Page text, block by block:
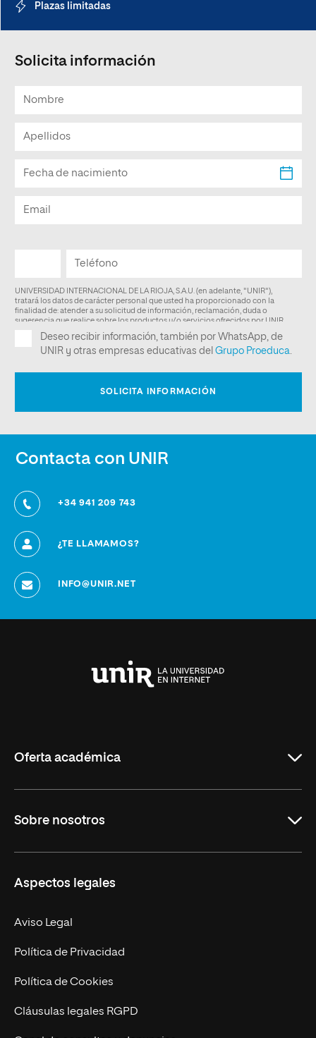
Plazas limitadas
Solicita información
Contacta con UNIR
+34 941 209 743
¿TE LLAMAMOS?
INFO@UNIR.NET
Oferta académica
Másteres Oficiales
Doctorados
Experto Universitario
Postgrados
Cursos Universitarios
Sobre nosotros
Facultades
Nuestro Equipo
Trabaja en UNIR
Actualidad
UNIR Revista
Aspectos legales
Aviso Legal
Política de Privacidad
Política de Cookies
Cláusulas legales RGPD